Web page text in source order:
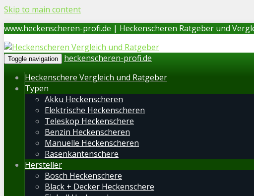
Skip to main content
www.heckenscheren-profi.de | Heckenscheren Ratgeber und
Toggle navigation
heckenscheren-profi.de
Heckenschere Vergleich und Ratgeber
Typen
Akku Heckenscheren
Elektrische Heckenscheren
Teleskop Heckenschere
Benzin Heckenscheren
Manuelle Heckenscheren
Rasenkantenschere
Hersteller
Bosch Heckenschere
Black + Decker Heckenschere